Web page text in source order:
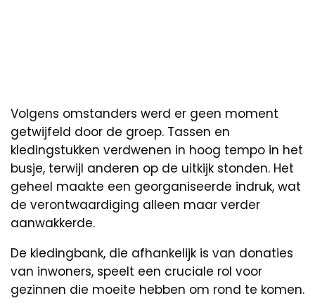
Volgens omstanders werd er geen moment
getwijfeld door de groep. Tassen en
kledingstukken verdwenen in hoog tempo in het
busje, terwijl anderen op de uitkijk stonden. Het
geheel maakte een georganiseerde indruk, wat
de verontwaardiging alleen maar verder
aanwakkerde.
De kledingbank, die afhankelijk is van donaties
van inwoners, speelt een cruciale rol voor
gezinnen die moeite hebben om rond te komen.